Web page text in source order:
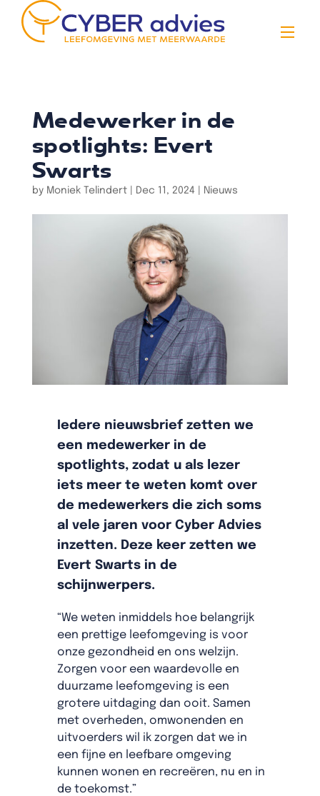
Vacatures
Medewerker in de
spotlights: Evert
Swarts
by Moniek Telindert| Dec 11, 2024 Nieuws
Iedere nieuwsbrief zetten we
een medewerker in de
spotlights, zodat u als lezer
iets meer te weten komt over
de medewerkers die zich soms
al vele jaren voor Cyber Advies
inzetten. Deze keer zetten we
Evert Swarts in de
schijnwerpers.
“We weten inmiddels hoe belangrijk
een prettige leefomgeving is voor
onze gezondheid en ons welzijn.
Zorgen voor een waardevolle en
duurzame leefomgeving is een
grotere uitdaging dan ooit. Samen
met overheden, omwonenden en
uitvoerders wil ik zorgen dat we in
een fijne en leefbare omgeving
kunnen wonen en recreëren, nu en in
de toekomst.”